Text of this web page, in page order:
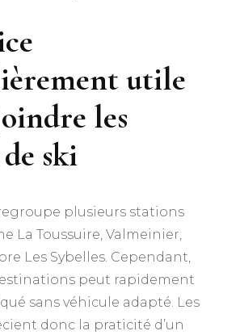
utile
les
ski
plusieurs stations
La Toussuire, Valmeinier,
Les Sybelles. Cependant,
peut rapidement
sans véhicule adapté. Les
donc la praticité d’un